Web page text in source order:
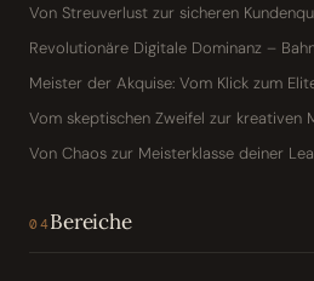
Von Streuverlust zur sicheren
Revolutionäre Digitale Dominanz –
Meister der Akquise: Vom Klick zum
Vom skeptischen Zweifel zur kreativen
Von Chaos zur Meisterklasse deiner
04Bereiche